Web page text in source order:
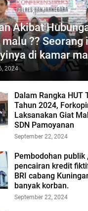
Akibat
?? Seorang
di kamar
2024
Dalam Rangka HUT
Tahun 2024,
Laksanakan Giat
SDN Pamoyanan
September 22, 2024
Pembodohan publik
pencairan kredit
BRI cabang
banyak korban.
September 22, 2024